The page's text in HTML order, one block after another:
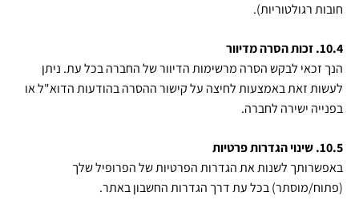
חובות רגולטוריות).
10.4. זכות הסרה מדיוור
הנך זכאי לבקש הסרה מרשימות הדיוור של החברה בכל עת. ניתן
לעשות זאת באמצעות לחיצה על קישור ההסרה בהודעות הדוא"ל או
בפנייה ישירה לחברה.
10.5. שינוי הגדרות פרטיות
באפשרותך לשנות את הגדרות הפרטיות של הפרופיל שלך
(פתוח/מוסתר) בכל עת דרך הגדרות החשבון באתר.